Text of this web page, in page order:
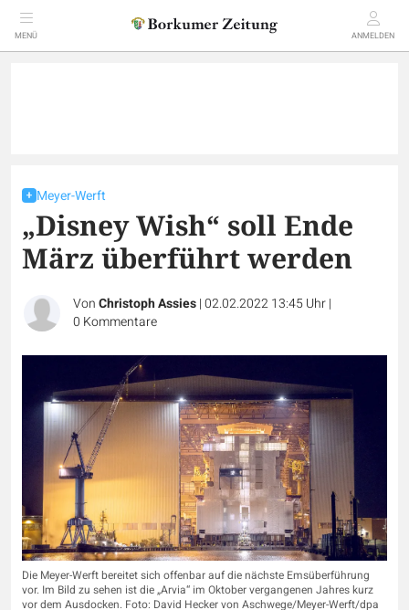
MENÜ ANMELDEN
Meyer-Werft
„Disney Wish“ soll Ende
März überführt werden
VonChristoph Assies|02.02.2022 13:45 Uhr|
0 Kommentare
Die Meyer-Werft bereitet sich offenbar auf die nächste Emsüberführung
vor. Im Bild zu sehen ist die „Arvia“ im Oktober vergangenen Jahres kurz
vor dem Ausdocken. Foto: David Hecker von Aschwege/Meyer-Werft/dpa